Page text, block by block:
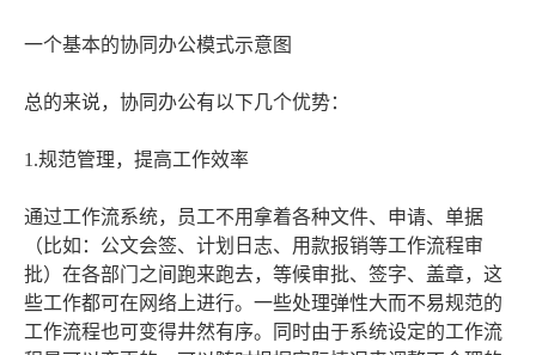
一个基本的协同办公模式示意图
总的来说，协同办公有以下几个优势：
1.规范管理，提高工作效率
通过工作流系统，员工不用拿着各种文件、申请、单据
（比如：公文会签、计划日志、用款报销等工作流程审
批）在各部门之间跑来跑去，等候审批、签字、盖章，这
些工作都可在网络上进行。一些处理弹性大而不易规范的
工作流程也可变得井然有序。同时由于系统设定的工作流